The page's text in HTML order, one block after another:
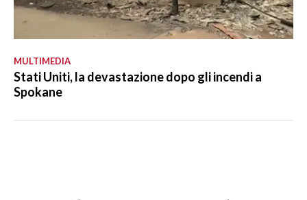
MULTIMEDIA
Stati Uniti, la devastazione dopo gli incendi a
Spokane